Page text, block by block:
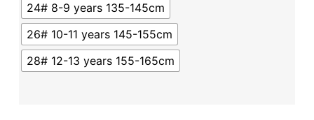
24# 8-9 years 135-145cm
26# 10-11 years 145-155cm
28# 12-13 years 155-165cm